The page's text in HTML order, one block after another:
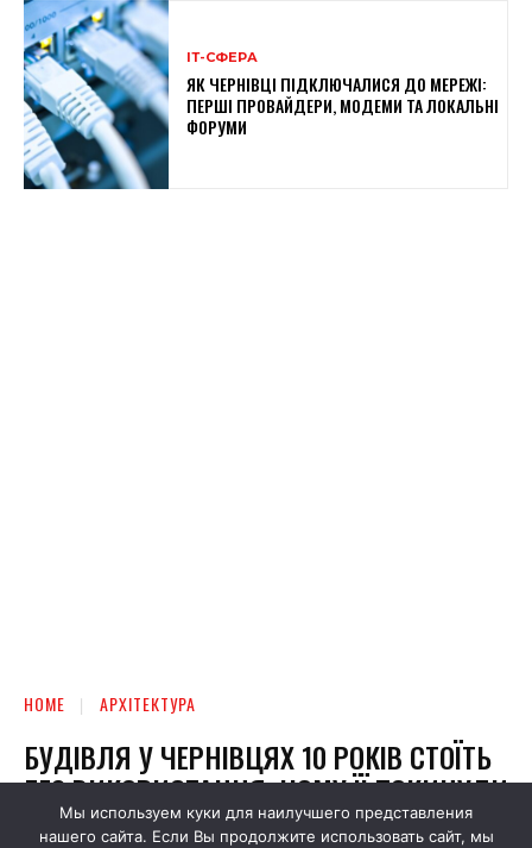
ІТ-СФЕРА
ЯК ЧЕРНІВЦІ ПІДКЛЮЧАЛИСЯ ДО МЕРЕЖІ:
ПЕРШІ ПРОВАЙДЕРИ, МОДЕМИ ТА ЛОКАЛЬНІ
ФОРУМИ
Мы используем куки для наилучшего представления
нашего сайта. Если Вы продолжите использовать сайт, мы